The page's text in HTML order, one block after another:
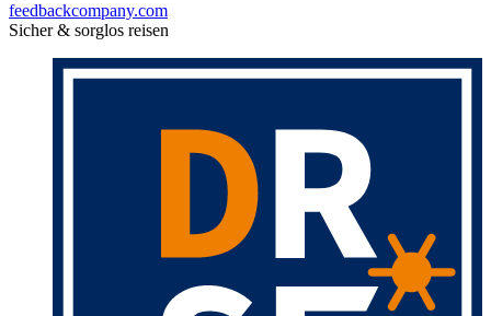
feedbackcompany.com
Sicher & sorglos reisen